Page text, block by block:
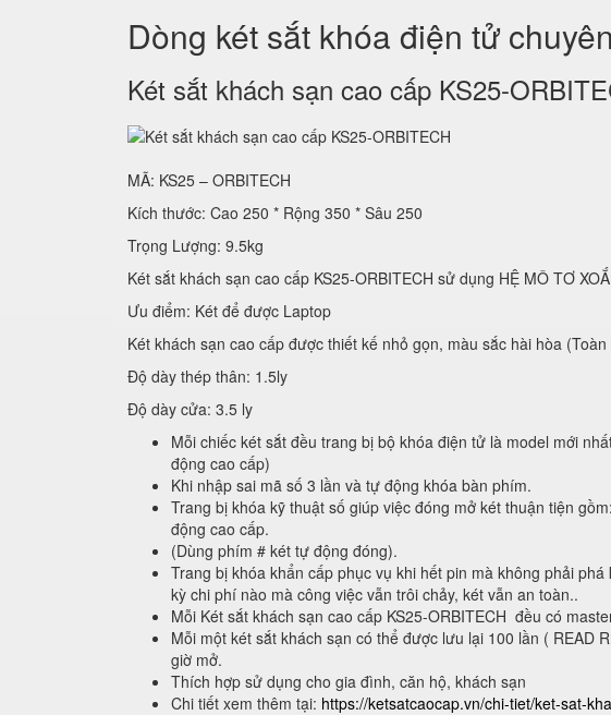
Dòng két sắt khóa điện tử
Két sắt khách sạn cao cấp KS25-
MÃ: KS25 – ORBITECH
Kích thước: Cao 250 * Rộng 350 * Sâu 250
Trọng Lượng: 9.5kg
Két sắt khách sạn cao cấp KS25-ORBITECH sử dụng HỆ MÔ TƠ
Ưu điểm: Két để được Laptop
Két khách sạn cao cấp được thiết kế nhỏ gọn, màu sắc hài hòa
Độ dày thép thân: 1.5ly
Độ dày cửa: 3.5 ly
Mỗi chiếc két sắt đều trang bị bộ khóa điện tử là model mới
động cao cấp)
Khi nhập sai mã số 3 lần và tự động khóa bàn phím.
Trang bị khóa kỹ thuật số giúp việc đóng mở két thuận tiện
động cao cấp.
(Dùng phím # két tự động đóng).
Trang bị khóa khẩn cấp phục vụ khi hết pin mà không phải
kỳ chi phí nào mà công việc vẫn trôi chảy, két vẫn an toàn..
Mỗi Két sắt khách sạn cao cấp KS25-ORBITECH đều có
Mỗi một két sắt khách sạn có thể được lưu lại 100 lần ( READ
giờ mở.
Thích hợp sử dụng cho gia đình, căn hộ, khách sạn
Chi tiết xem thêm tại: https://ketsatcaocap.vn/chi-tiet/ket-sat-